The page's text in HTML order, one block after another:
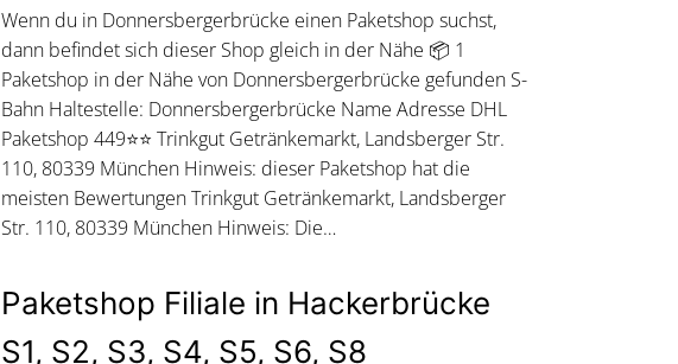
Wenn du in Donnersbergerbrücke einen Paketshop suchst,
dann befindet sich dieser Shop gleich in der Nähe 📦 1
Paketshop in der Nähe von Donnersbergerbrücke gefunden S-
Bahn Haltestelle: Donnersbergerbrücke Name Adresse DHL
Paketshop 449⭐⭐ Trinkgut Getränkemarkt, Landsberger Str.
110, 80339 München Hinweis: dieser Paketshop hat die
meisten Bewertungen Trinkgut Getränkemarkt, Landsberger
Str. 110, 80339 München Hinweis: Die…
Paketshop Filiale in Hackerbrücke
S1, S2, S3, S4, S5, S6, S8